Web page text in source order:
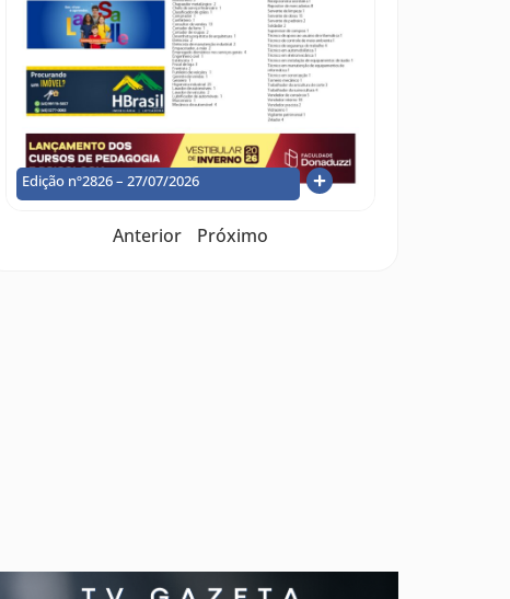
Edição nº2826 – 27/07/2026
Anterior Próximo